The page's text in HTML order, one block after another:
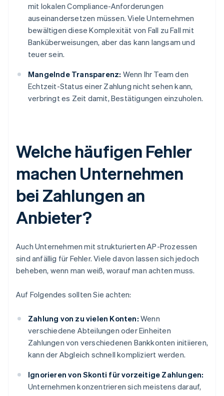
mit lokalen Compliance-Anforderungen
auseinandersetzen müssen. Viele Unternehmen
bewältigen diese Komplexität von Fall zu Fall mit
Banküberweisungen, aber das kann langsam und
teuer sein.
Mangelnde Transparenz: Wenn Ihr Team den
Echtzeit-Status einer Zahlung nicht sehen kann,
verbringt es Zeit damit, Bestätigungen einzuholen.
Welche häufigen Fehler
machen Unternehmen
bei Zahlungen an
Anbieter?
Auch Unternehmen mit strukturierten AP-Prozessen
sind anfällig für Fehler. Viele davon lassen sich jedoch
beheben, wenn man weiß, worauf man achten muss.
Auf Folgendes sollten Sie achten:
Zahlung von zu vielen Konten: Wenn
verschiedene Abteilungen oder Einheiten
Zahlungen von verschiedenen Bankkonten initiieren,
kann der Abgleich schnell kompliziert werden.
Ignorieren von Skonti für vorzeitige Zahlungen:
Unternehmen konzentrieren sich meistens darauf,